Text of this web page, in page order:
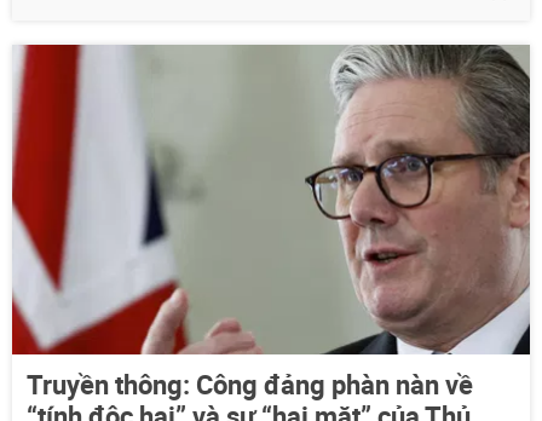
Truyền thông: Công đảng phàn nàn về